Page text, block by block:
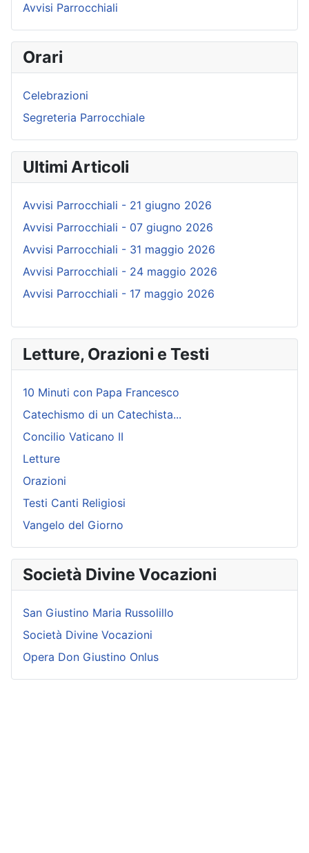
Avvisi Parrocchiali
Orari
Celebrazioni
Segreteria Parrocchiale
Ultimi Articoli
Avvisi Parrocchiali - 21 giugno 2026
Avvisi Parrocchiali - 07 giugno 2026
Avvisi Parrocchiali - 31 maggio 2026
Avvisi Parrocchiali - 24 maggio 2026
Avvisi Parrocchiali - 17 maggio 2026
Letture, Orazioni e Testi
10 Minuti con Papa Francesco
Catechismo di un Catechista...
Concilio Vaticano II
Letture
Orazioni
Testi Canti Religiosi
Vangelo del Giorno
Società Divine Vocazioni
San Giustino Maria Russolillo
Società Divine Vocazioni
Opera Don Giustino Onlus